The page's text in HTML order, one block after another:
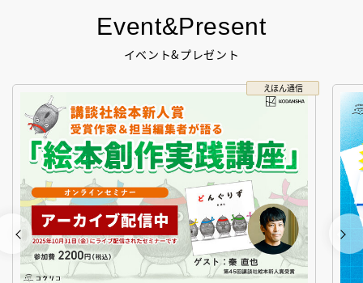
Event&Present
イベント&プレゼント
えほん通信